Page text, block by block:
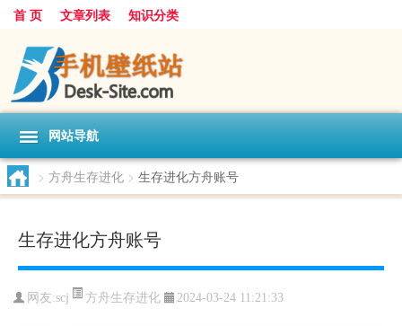
首 页 文章列表 知识分类
网站导航
> 方舟生存进化 > 生存进化方舟账号
生存进化方舟账号
网友:scj 方舟生存进化 2024-03-24 11:21:33